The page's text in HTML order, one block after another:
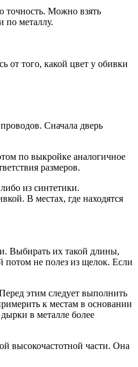
точность. Можно взять
по металлу.
от того, какой цвет у обивки
Сначала дверь
по выкройке аналогичное
размеров.
из синтетики.
В местах, где находятся
Выбирать их такой длины,
потом не полез из щелок. Если
этим следует выполнить
к местам в основании
в металле более
высокочастотной части. Она